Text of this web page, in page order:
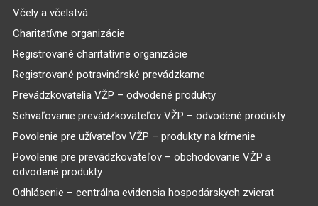
Včely a včelstvá
Charitatívne organizácie
Registrované charitatívne organizácie
Registrované potravinárské prevádzkarne
Prevádzkovatelia VŽP – odvodené produkty
Schvaľovanie prevádzkovateľov VŽP – odvodené produkty
Povolenie pre užívateľov VŽP – produkty na kŕmenie
Povolenie pre prevádzkovateľov – obchodovanie VŽP a
odvodené produkty
Odhlásenie – centrálna evidencia hospodárskych zvierat